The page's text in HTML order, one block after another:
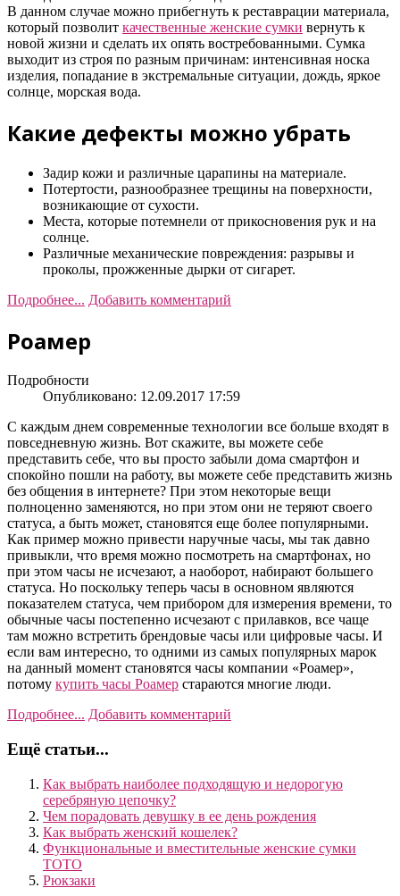
В данном случае можно прибегнуть к реставрации материала,
который позволит качественные женские сумки вернуть к
новой жизни и сделать их опять востребованными. Сумка
выходит из строя по разным причинам: интенсивная носка
изделия, попадание в экстремальные ситуации, дождь, яркое
солнце, морская вода.
Какие дефекты можно убрать
Задир кожи и различные царапины на материале.
Потертости, разнообразнее трещины на поверхности,
возникающие от сухости.
Места, которые потемнели от прикосновения рук и на
солнце.
Различные механические повреждения: разрывы и
проколы, прожженные дырки от сигарет.
Подробнее... Добавить комментарий
Роамер
Подробности
Опубликовано: 12.09.2017 17:59
С каждым днем современные технологии все больше входят в
повседневную жизнь. Вот скажите, вы можете себе
представить себе, что вы просто забыли дома смартфон и
спокойно пошли на работу, вы можете себе представить жизнь
без общения в интернете? При этом некоторые вещи
полноценно заменяются, но при этом они не теряют своего
статуса, а быть может, становятся еще более популярными.
Как пример можно привести наручные часы, мы так давно
привыкли, что время можно посмотреть на смартфонах, но
при этом часы не исчезают, а наоборот, набирают большего
статуса. Но поскольку теперь часы в основном являются
показателем статуса, чем прибором для измерения времени, то
обычные часы постепенно исчезают с прилавков, все чаще
там можно встретить брендовые часы или цифровые часы. И
если вам интересно, то одними из самых популярных марок
на данный момент становятся часы компании «Роамер»,
потому купить часы Роамер стараются многие люди.
Подробнее... Добавить комментарий
Ещё статьи...
Как выбрать наиболее подходящую и недорогую
серебряную цепочку?
Чем порадовать девушку в ее день рождения
Как выбрать женский кошелек?
Функциональные и вместительные женские сумки
ТОТО
Рюкзаки